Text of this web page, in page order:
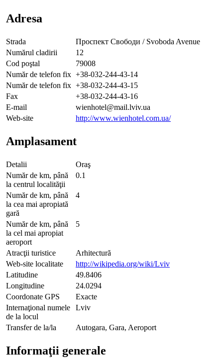
Adresa
Strada
Проспект Свободи / Svoboda Avenue
Numărul cladirii
12
Cod poştal
79008
Număr de telefon fix +38-032-244-43-14
Număr de telefon fix +38-032-244-43-15
Fax
+38-032-244-43-16
E-mail
wienhotel@mail.lviv.ua
Web-site
http://www.wienhotel.com.ua/
Amplasament
Detalii
Oraş
Număr de km, până
la centrul localităţii
0.1
Număr de km, până
la cea mai apropiată
gară
4
Număr de km, până
la cel mai apropiat
aeroport
5
Atracţii turistice
Arhitectură
Web-site localitate
http://wikipedia.org/wiki/Lviv
Latitudine
49.8406
Longitudine
24.0294
Coordonate GPS
Exacte
Internaţional numele
de la locul
Lviv
Transfer de la/la Autogara, Gara, Aeroport
Informaţii generale